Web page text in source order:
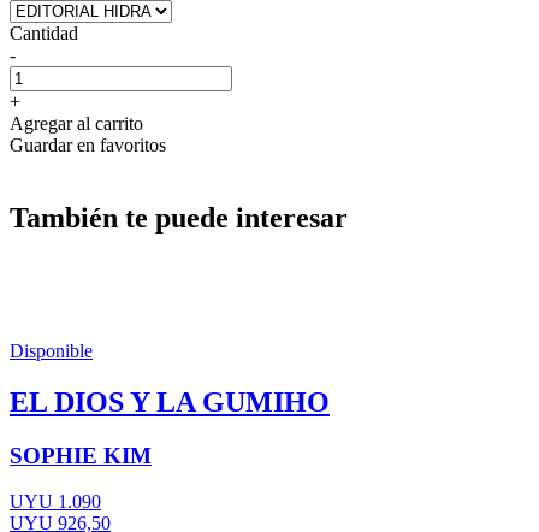
Cantidad
-
+
Agregar al carrito
Guardar en favoritos
También te puede interesar
Disponible
EL DIOS Y LA GUMIHO
SOPHIE KIM
UYU 1.090
UYU 926,50